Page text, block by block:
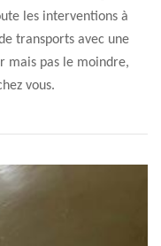
les interventions à
transports avec une
mais pas le moindre,
vous.